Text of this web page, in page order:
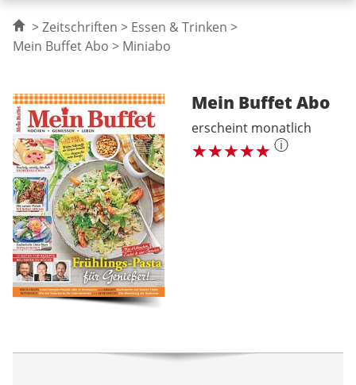
Zeitschriften
Essen & Trinken
Mein Buffet Abo
Miniabo
Mein Buffet Abo
erscheint monatlich
ⓘ